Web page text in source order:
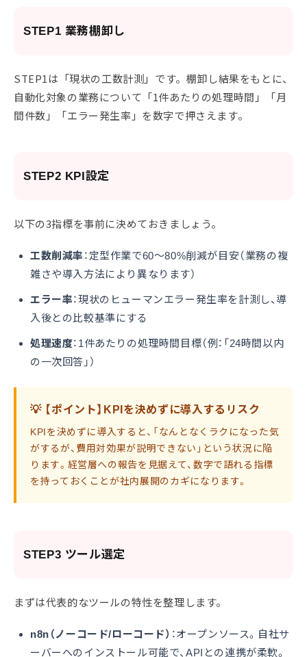
STEP1 業務棚卸し
STEP1は「現状の工数計測」です。棚卸し結果をもとに、
自動化対象の業務について「1件あたりの処理時間」「月
間件数」「エラー発生率」を数字で押さえます。
STEP2 KPI設定
以下の3指標を事前に決めておきましょう。
工数削減率 ：定型作業で60〜80%削減が目安（業務の複
雑さや導入方法により異なります）
エラー率：現状のヒューマンエラー発生率を計測し、導
入後との比較基準にする
処理速度：1件あたりの処理時間目標（例：「24時間以内
の一次回答」）
💡 【ポイント】KPIを決めずに導入するリスク
KPIを決めずに導入すると、「なんとなくラクになった気
がするが、費用対効果が説明できない」という状況に陥
ります。経営層への報告を見据えて、数字で語れる指標
を持っておくことが社内展開のカギになります。
STEP3 ツール選定
まずは代表的なツールの特性を整理します。
n8n（ノーコード/ローコード） ：オープンソース。自社サ
ーバーへのインストール可能で、APIとの連携が柔軟。